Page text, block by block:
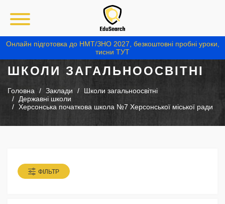
Онлайн підготовка до НМТ/ЗНО 2027, безкоштовні пробні уроки,
тисни ТУТ
ШКОЛИ ЗАГАЛЬНООСВІТНІ
Головна Заклади
Школи загальноосвітні
Державні школи
Херсонська початкова школа №7 Херсонської міської ради
ФІЛЬТР